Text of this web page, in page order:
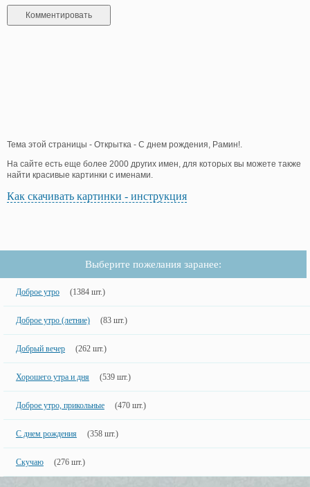
Тема этой страницы - Открытка - С днем рождения, Рамин!.
На сайте есть еще более 2000 других имен, для которых вы можете также
найти красивые картинки с именами.
Как скачивать картинки - инструкция
Выберите пожелания заранее:
Доброе утро (1384 шт.)
Доброе утро (летние) (83 шт.)
Добрый вечер (262 шт.)
Хорошего утра и дня (539 шт.)
Доброе утро, прикольные (470 шт.)
С днем рождения (358 шт.)
Скучаю (276 шт.)